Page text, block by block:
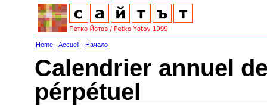
Home -Accueil - Начало
Calendrier annuel
pérpétuel